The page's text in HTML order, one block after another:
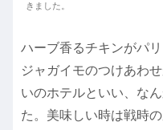
きました。
ハーブ香るチキンがパ
ジャガイモのつけあわ
いのホテルといい、な
た。美味しい時は戦時